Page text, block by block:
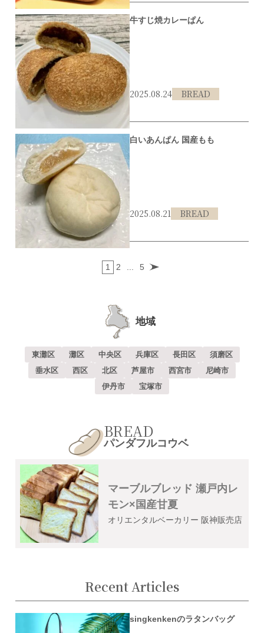
牛すじ焼カレーぱん
2025.08.24 BREAD
#カレーパン
白いあんぱん 国産もも
2025.08.21 BREAD
#あんパン
1 2 ... 5
地域
東灘区 灘区 中央区 兵庫区 長田区
須磨区
垂水区
西区 北区 芦屋市 西宮市
尼崎市
伊丹市
宝塚市
BREAD
パンダフルコウベ
マーブルブレッド 瀬戸内レ
モン×国産甘夏
オリエンタルベーカリー 阪神販売店
Recent Articles
singkenkenのラタンバッグ